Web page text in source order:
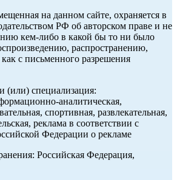
на данном сайте, охраняется в
РФ об авторском праве и не
кем-либо в какой бы то ни было
распространению,
с письменного разрешения
(или) специализация:
аналитическая,
спортивная, развлекательная,
реклама в соответствии с
Федерации о рекламе
Российская Федерация,